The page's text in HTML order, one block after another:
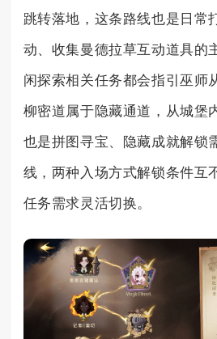
跳转落地，这条路线也是日常
动、收集曼德拉草互动道具的
闲探索相关任务都会指引巫师
柳密道属于隐藏通道，从城堡
也是拼图寻宝、隐藏成就解锁
线，两种入场方式解锁条件互
任务需求灵活切换。